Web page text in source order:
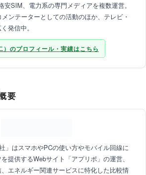
SIM、電力系の専門メディアを複数運営。
ンテーターとしての活動のほか、テレビ・
発信中。
）のプロフィール・実績はこちら
要
」はスマホやPCの使い方やモバイル回線に
提供するWebサイト「アプリポ」の運営、
エネルギー関連サービスに特化した比較情